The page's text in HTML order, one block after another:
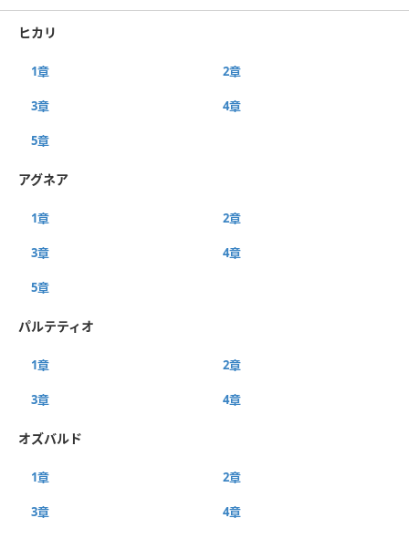
ヒカリ
1章 2章
3章 4章
5章
アグネア
1章 2章
3章 4章
5章
パルテティオ
1章 2章
3章 4章
オズバルド
1章 2章
3章 4章